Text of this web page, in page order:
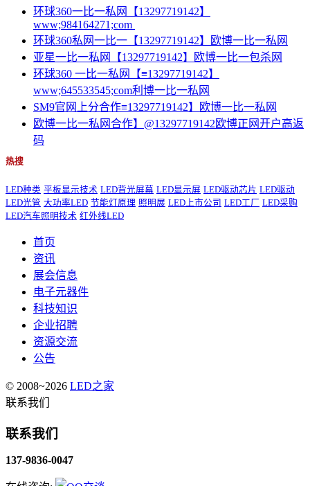
环球360一比一私网【13297719142】
www;984164271;com
环球360私网一比一【13297719142】欧博一比一私网
亚星一比一私网【13297719142】欧博一比一包杀网
环球360 一比一私网【≡13297719142】
www;645533545;com利博一比一私网
SM9官网上分合作≡13297719142】欧博一比一私网
欧博一比一私网合作】@13297719142欧博正网开户高返
码
热搜
LED种类 平板显示技术 LED背光屏幕 LED显示屏 LED驱动芯片 LED驱动
LED光管 大功率LED 节能灯原理 照明展 LED上市公司 LED工厂
LED采购
LED汽车照明技术 红外线LED
首页
资讯
展会信息
电子元器件
科技知识
企业招聘
资源交流
公告
© 2008~2026 LED之家
联系我们
联系我们
137-9836-0047